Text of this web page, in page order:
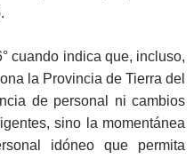
cuando indica que, incluso,
la Provincia de Tierra del
de personal ni cambios
sino la momentánea
idóneo que permita